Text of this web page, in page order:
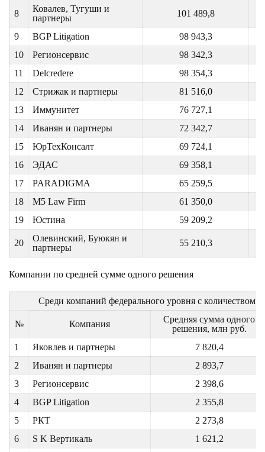
8
Ковалев, Тугуши и
партнеры
101 489,8
9 BGP Litigation
98 943,3
10
Регионсервис
98 342,3
11
Delcredere
98 354,3
12
Стрижак и партнеры
81 516,0
13
Иммунитет
76 727,1
14
Иванян и партнеры
72 342,7
15
ЮрТехКонсалт
69 724,1
16
ЭДАС
69 358,1
17
PARADIGMA
65 259,5
18
M5 Law Firm
61 350,0
19
Юстина 59 209,2
20
Олевинский, Буюкян и
партнеры
55 210,3
Компании по средней сумме одного решения
Среди компаний федерального уровня с количеством
№ Компания
Средняя сумма одного
решения, млн руб.
1
Яковлев и партнеры
7 820,4
2
Иванян и партнеры
2 893,7
3
Регионсервис
2 398,6
4
BGP Litigation
2 355,8
5
РКТ
2 273,8
6
S K Вертикаль
1 621,2